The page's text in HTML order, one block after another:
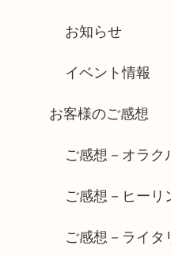
お知らせ
イベント情報
お客様のご感想
ご感想－オラク
ご感想－ヒーリ
ご感想－ライタ